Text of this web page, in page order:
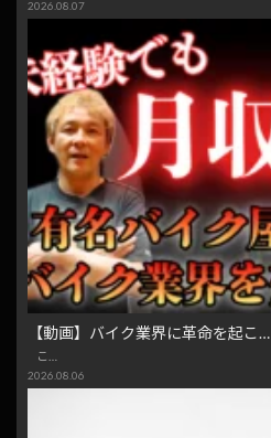
2026.08.07
【動画】バイク業界に革命を起こ…
こ…
2026.08.06